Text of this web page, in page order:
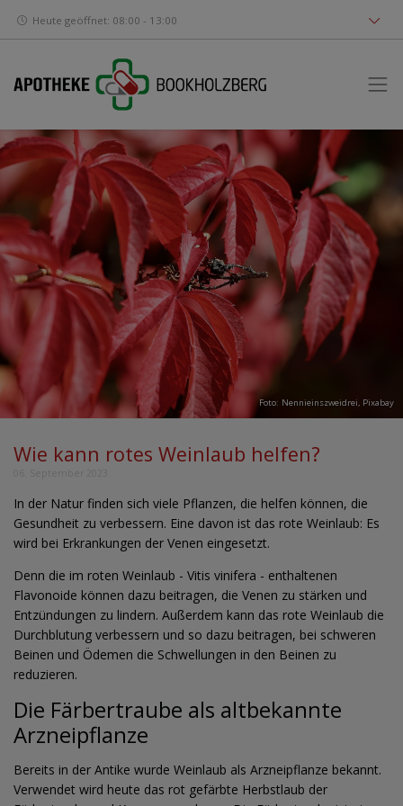
Heute geöffnet: 08:00 - 13:00
Foto: Nennieinszweidrei, Pixabay
Wie kann rotes Weinlaub helfen?
In der Natur finden sich viele Pflanzen, die helfen können, die
Gesundheit zu verbessern. Eine davon ist das rote Weinlaub: Es
wird bei Erkrankungen der Venen eingesetzt.
Denn die im roten Weinlaub - Vitis vinifera - enthaltenen
Flavonoide können dazu beitragen, die Venen zu stärken und
Entzündungen zu lindern. Außerdem kann das rote Weinlaub die
Durchblutung verbessern und so dazu beitragen, bei schweren
Beinen und Ödemen die Schwellungen in den Beinen zu
reduzieren.
Die Färbertraube als altbekannte
Arzneipflanze
Bereits in der Antike wurde Weinlaub als Arzneipflanze bekannt.
Verwendet wird heute das rot gefärbte Herbstlaub der